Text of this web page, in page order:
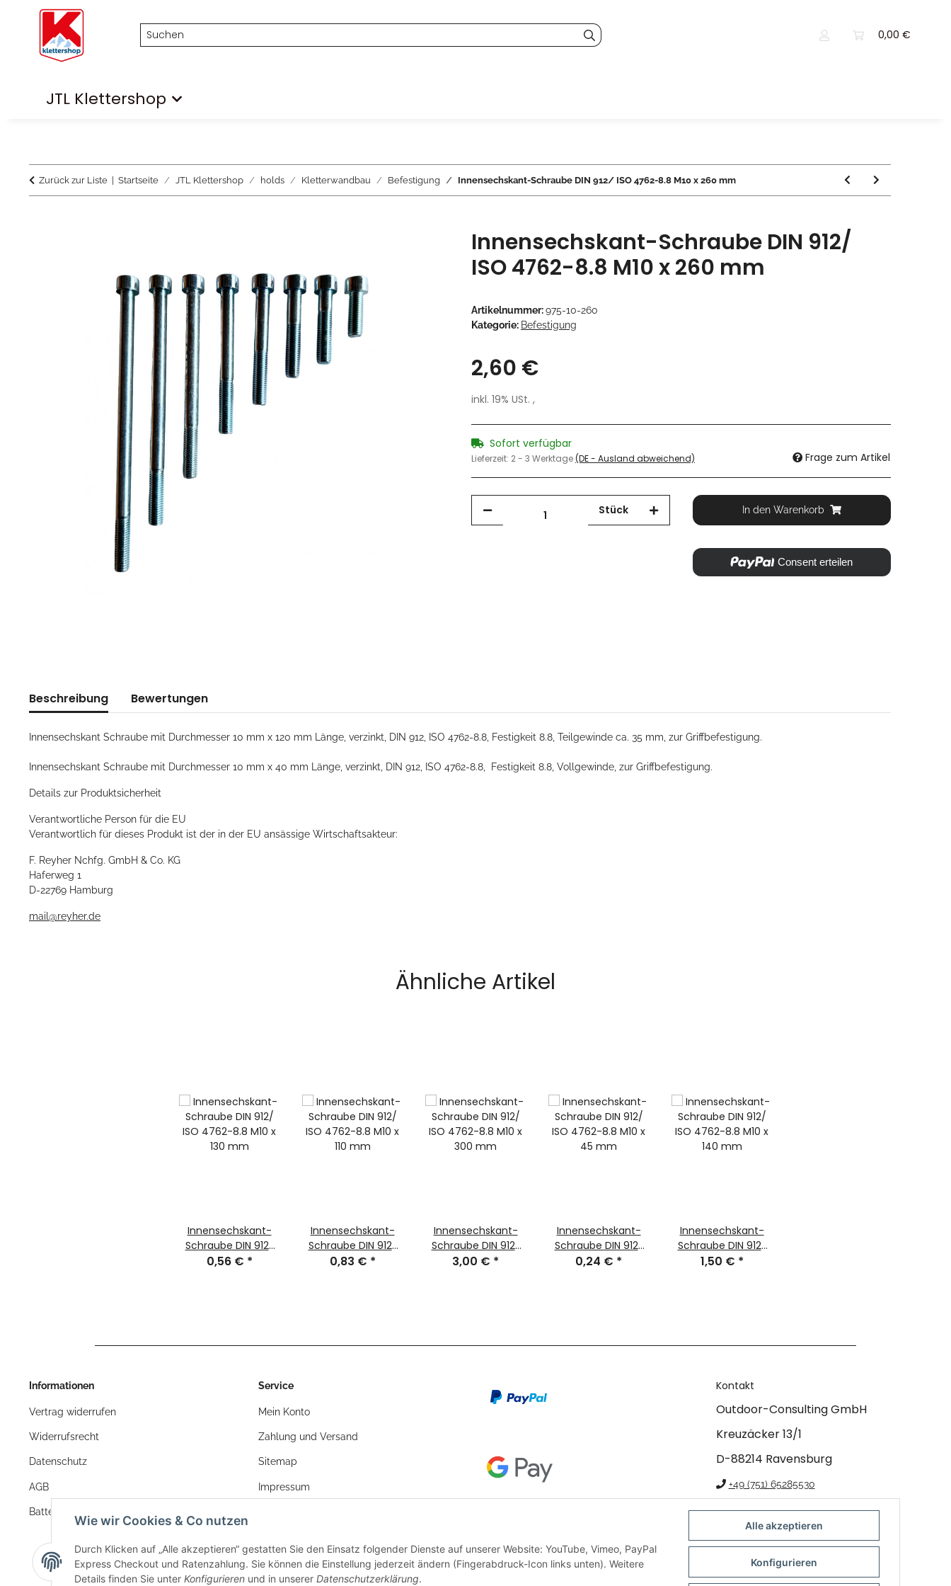
Alle akzeptieren
Konfigurieren
Wie wir Cookies & Co nutzen
Durch Klicken auf „Alle akzeptieren“ gestatten Sie den Einsatz folgender Dienste auf unserer Website: YouTube, Vimeo, PayPal
Express Checkout und Ratenzahlung. Sie können die Einstellung jederzeit ändern (Fingerabdruck-Icon links unten). Weitere
Details finden Sie unter Konfigurieren und in unserer Datenschutzerklärung.
0,00 €
JTL Klettershop
Zurück zur Liste Startseite JTL Klettershop holds Kletterwandbau Befestigung Innensechskant-Schraube DIN 912/ ISO 4762-8.8 M10 x 260 mm
Innensechskant-Schraube DIN 912/
ISO 4762-8.8 M10 x 260 mm
Artikelnummer:975-10-260
Kategorie: Befestigung
2,60 €
inkl. 19% USt. ,
Sofort verfügbar
Lieferzeit: 2 - 3 Werktage(DE - Ausland abweichend) Frage zum Artikel
Stück In den Warenkorb
Consent erteilen
Beschreibung Bewertungen
Innensechskant Schraube mit Durchmesser 10 mm x 120 mm Länge, verzinkt, DIN 912, ISO 4762-8.8, Festigkeit 8.8, Teilgewinde ca. 35 mm, zur Griffbefestigung.
Innensechskant Schraube mit Durchmesser 10 mm x 40 mm Länge, verzinkt, DIN 912, ISO 4762-8.8, Festigkeit 8.8, Vollgewinde, zur Griffbefestigung.
Details zur Produktsicherheit
Verantwortliche Person für die EU
Verantwortlich für dieses Produkt ist der in der EU ansässige Wirtschaftsakteur:
F. Reyher Nchfg. GmbH & Co. KG
Haferweg 1
D-22769 Hamburg
mail@reyher.de
Ähnliche Artikel
Innensechskant-
Schraube DIN 912/
ISO 4762-8.8 M10 x
0,56 € *
Innensechskant-
Schraube DIN 912/
ISO 4762-8.8 M10 x
0,83 € *
Innensechskant-
Schraube DIN 912/
ISO 4762-8.8 M10 x
3,00 € *
Innensechskant-
Schraube DIN 912/
ISO 4762-8.8 M10 x
0,24 € *
Innensechskant-
Schraube DIN 912/
ISO 4762-8.8 M10 x
1,50 € *
Informationen
Vertrag widerrufen
Widerrufsrecht
Datenschutz
AGB
Batteriegesetzhinweise
Service
Mein Konto
Zahlung und Versand
Sitemap
Impressum
Kontakt
Outdoor-Consulting GmbH
Kreuzäcker 13/1
D-88214 Ravensburg
+49 (751) 65285530
info@klettershop.de